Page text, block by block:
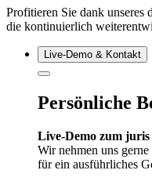
Profitieren Sie dank unseres
die kontinuierlich
Live‑Demo & Kontakt
Persönliche
Live-Demo zum
Wir nehmen uns
für ein ausführliches